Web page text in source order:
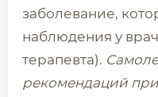
заболевание,
наблюдения у
терапевта).
рекомендаций